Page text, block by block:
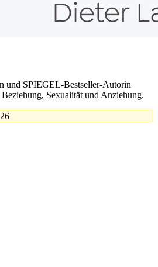
und SPIEGEL-Bestseller-Autorin
Sexualität und Anziehung.